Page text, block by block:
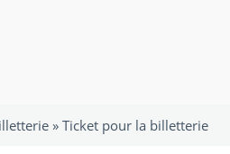
» Ticket pour la billetterie